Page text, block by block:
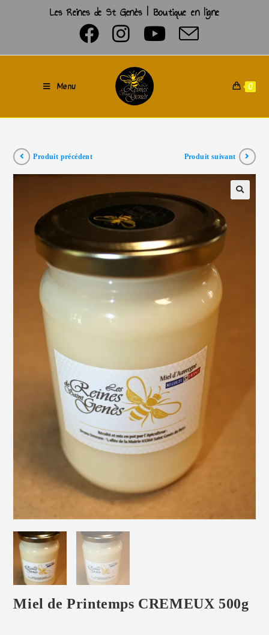
Les Reines de St Genès | Boutique en ligne
Menu 0
Produit précédent Produit suivant
Miel de Printemps CREMEUX 500g